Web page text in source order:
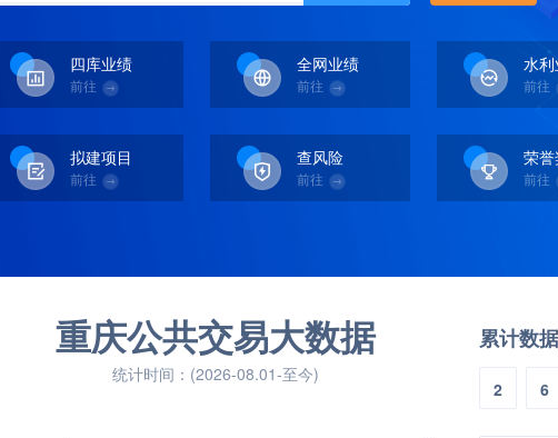
四库业绩
前往
全网业绩
前往
水
前往
拟建项目
前往
查风险
前往
荣
前往
重庆公共交易大数据
统计时间：(2026-08.01-至今)
累计数
2 6
2.3